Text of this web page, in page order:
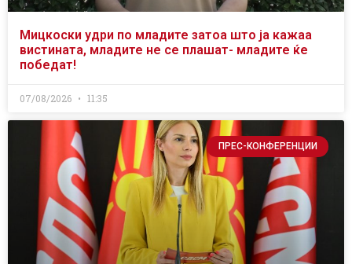
Мицкоски удри по младите затоа што ја кажаа
вистината, младите не се плашат- младите ќе
победат!
07/08/2026 11:35
ПРЕС-КОНФЕРЕНЦИИ